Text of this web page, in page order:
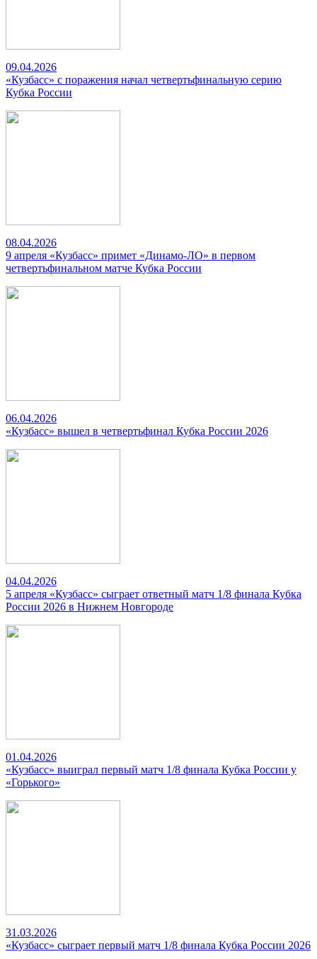
09.04.2026
«Кузбасс» с поражения начал четвертьфинальную серию
Кубка России
08.04.2026
9 апреля «Кузбасс» примет «Динамо-ЛО» в первом
четвертьфинальном матче Кубка России
06.04.2026
«Кузбасс» вышел в четвертьфинал Кубка России 2026
04.04.2026
5 апреля «Кузбасс» сыграет ответный матч 1/8 финала Кубка
России 2026 в Нижнем Новгороде
01.04.2026
«Кузбасс» выиграл первый матч 1/8 финала Кубка России у
«Горького»
31.03.2026
«Кузбасс» сыграет первый матч 1/8 финала Кубка России 2026